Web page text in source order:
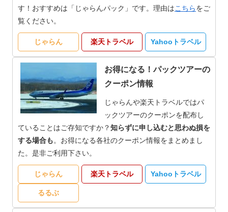
す！おすすめは「じゃらんパック」です。理由はこちらをご
覧ください。
じゃらん 楽天トラベル Yahooトラベル
お得になる！パックツアーの
クーポン情報
じゃらんや楽天トラベルではパ
ックツアーのクーポンを配布し
ていることはご存知ですか？知らずに申し込むと思わぬ損を
する場合も。お得になる各社のクーポン情報をまとめまし
た。是非ご利用下さい。
じゃらん 楽天トラベル Yahooトラベル
るるぶ